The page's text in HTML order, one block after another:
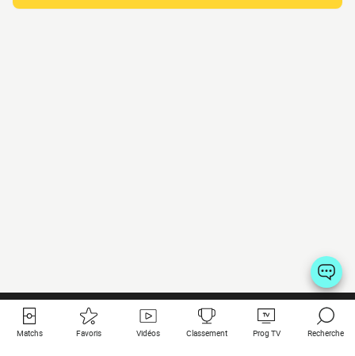
Matchs Favoris Vidéos Classement Prog TV Recherche